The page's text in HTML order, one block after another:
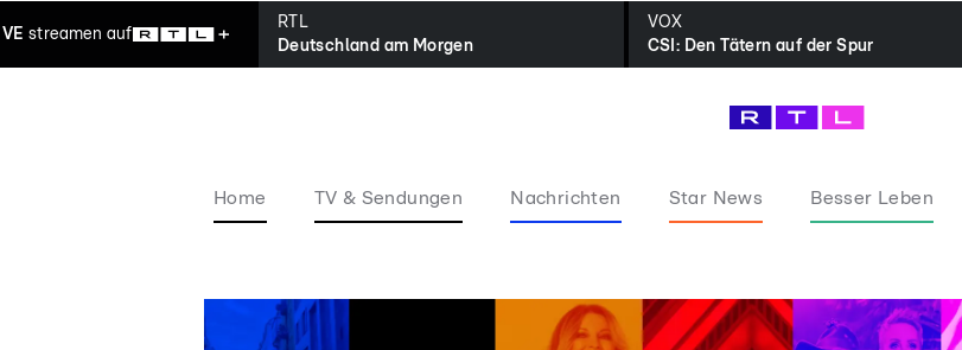
streamen auf
RTL
Deutschland am Morgen
VOX
CSI: Den Tätern auf der Spur
Home TV & Sendungen Nachrichten Star News Besser Leben